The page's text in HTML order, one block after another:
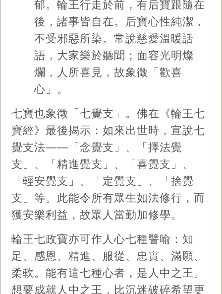
郁。輪王行走於前，有后寶跟隨在
後，諸事皆自在。后寶心性純潔，
不受邪惡所染。常說慈愛溫暖話
語，大家樂於聽聞；面容光明燦
爛，人所喜見，故象徵「歡喜
心」。
七寶也象徵「七覺支」。佛在《輪王七
寶經》最後揭示：如來出世時，宣說七
覺支法——「念覺支」、「擇法覺
支」、「精進覺支」、「喜覺支」、
「輕安覺支」、「定覺支」、「捨覺
支」等。此能令所有眾生如法修行，而
獲安樂利益，故眾人當勤加修學。
輪王七政寶亦可作人心七種譬喻：知
足、感恩、精進、服從、忠實、滿願、
柔軟。能有這七種心者，是人中之王。
想要成就人中之王，比沉迷破碎希望更